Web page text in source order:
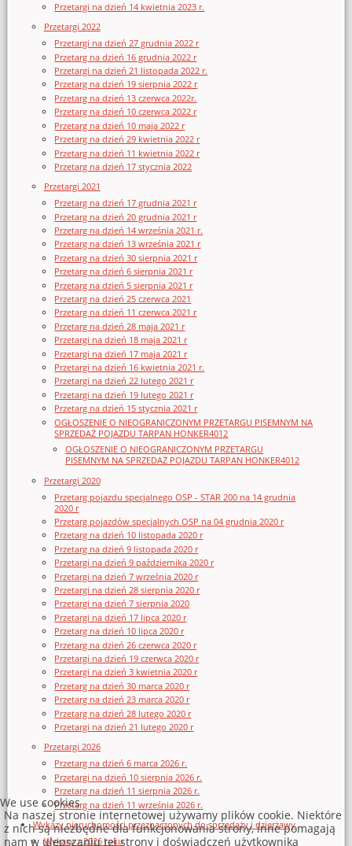
Przetargi na dzień 14 kwietnia 2023 r.
Przetargi 2022
Przetargi na dzień 27 grudnia 2022 r
Przetarg na dzień 16 grudnia 2022 r
Przetargi na dzień 21 listopada 2022 r.
Przetarg na dzień 19 sierpnia 2022 r
Przetarg na dzień 13 czerwca 2022r.
Przetarg na dzień 10 czerwca 2022 r
Przetarg na dzień 10 maja 2022 r
Przetarg na dzień 29 kwietnia 2022 r
Przetarg na dzień 11 kwietnia 2022 r
Przetarg na dzień 17 stycznia 2022
Przetargi 2021
Przetarg na dzień 17 grudnia 2021 r
Przetarg na dzień 20 grudnia 2021 r
Przetarg na dzień 14 września 2021 r.
Przetarg na dzień 13 września 2021 r
Przetarg na dzień 30 sierpnia 2021 r
Przetarg na dzień 6 sierpnia 2021 r
Przetarg na dzień 5 sierpnia 2021 r
Przetarg na dzień 25 czerwca 2021
Przetarg na dzień 11 czerwca 2021 r
Przetarg na dzień 28 maja 2021 r
Przetargi na dzień 18 maja 2021 r
Przetargi na dzień 17 maja 2021 r
Przetargi na dzień 16 kwietnia 2021 r.
Przetargi na dzień 22 lutego 2021 r
Przetargi na dzień 19 lutego 2021 r
Przetarg na dzień 15 stycznia 2021 r
OGŁOSZENIE O NIEOGRANICZONYM PRZETARGU PISEMNYM NA
SPRZEDAŻ POJAZDU TARPAN HONKER4012
OGŁOSZENIE O NIEOGRANICZONYM PRZETARGU
PISEMNYM NA SPRZEDAŻ POJAZDU TARPAN HONKER4012
Przetargi 2020
Przetarg pojazdu specjalnego OSP - STAR 200 na 14 grudnia
2020 r
Przetarg pojazdów specjalnych OSP na 04 grudnia 2020 r
Przetarg na dzień 10 listopada 2020 r
Przetarg na dzień 9 listopada 2020 r
Przetargi na dzień 9 października 2020 r
Przetargi na dzień 7 września 2020 r
Przetargi na dzień 28 sierpnia 2020 r
Przetargi na dzień 7 sierpnia 2020
Przetargi na dzień 17 lipca 2020 r
Przetarg na dzień 10 lipca 2020 r
Przetarg na dzień 26 czerwca 2020 r
Przetargi na dzień 19 czerwca 2020 r
Przetargi na dzień 3 kwietnia 2020 r
Przetarg na dzień 30 marca 2020 r
Przetarg na dzień 23 marca 2020 r
Przetarg na dzień 28 lutego 2020 r
Przetargi na dzień 21 lutego 2020 r
Przetargi 2026
Przetarg na dzień 6 marca 2026 r.
Przetargi na dzień 10 sierpnia 2026 r.
Przetarg na dzień 11 sierpnia 2026 r.
Przetarg na dzień 11 września 2026 r.
Wykazy nieruchomości przeznaczonych do sprzedaży i dzierżawy
Wykazy z 2026 roku
We use cookies
Na naszej stronie internetowej używamy plików cookie. Niektóre
z nich są niezbędne dla funkcjonowania strony, inne pomagają
nam w ulepszaniu tej strony i doświadczeń użytkownika